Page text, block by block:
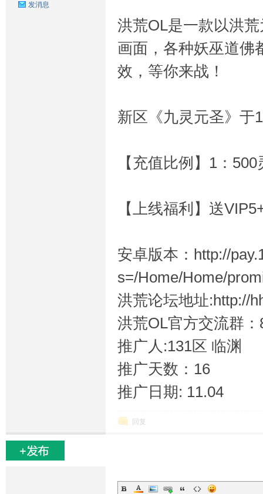
发消息
洪荒OL是一款以洪
画面，各种妖巫道佛
效，等你来战！
新区《九灵元圣》于
【充值比例】1：500
【上线福利】送
安卓版本：http://
s=/Home/Home/
洪荒论坛地址:http://
洪荒OL官方交流群：
推广人:131区 临渊
推广天数：16
推广日期: 11.04
回复